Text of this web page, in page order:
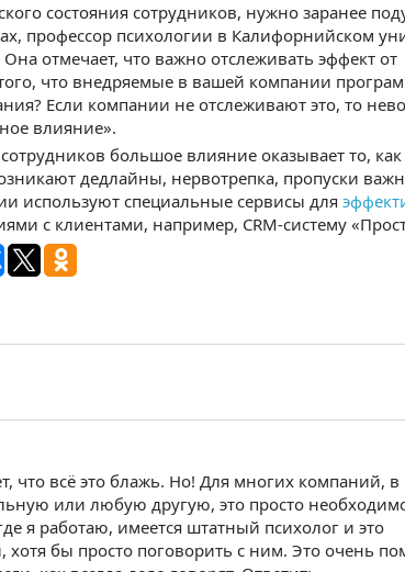
состояния сотрудников, нужно заранее
профессор психологии в Калифорнийском
отмечает, что важно отслеживать эффект от
что внедряемые в вашей компании
Если компании не отслеживают это, то
влияние».
большое влияние оказывает то,
дедлайны, нервотрепка, пропуски
используют специальные сервисы для
с клиентами, например, CRM-систему
что всё это блажь. Но! Для многих компаний,
или любую другую, это просто
я работаю, имеется штатный психолог и это
бы просто поговорить с ним. Это очень